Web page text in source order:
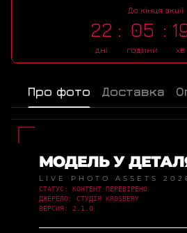
До кінця акції
22
дні
05
години
19
хв
Про фото Доставка
МОДЕЛЬ У
LIVE PHOTO ASSETS
СТАТУС: КОНТЕНТ ПЕРЕВІРЕНО
ДЖЕРЕЛО: СТУДІЯ KROSBERY
ВЕРСИЯ: 2.1.0